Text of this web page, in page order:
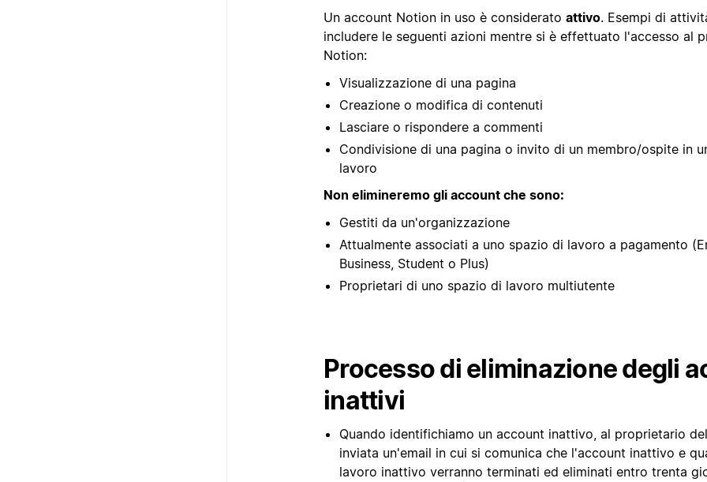
Un account Notion in uso è considerato attivo. Esempi di
includere le seguenti azioni mentre si è effettuato l'accesso al
Notion:
Visualizzazione di una pagina
Creazione o modifica di contenuti
Lasciare o rispondere a commenti
Condivisione di una pagina o invito di un membro/ospite in
lavoro
Non elimineremo gli account che sono:
Gestiti da un'organizzazione
Attualmente associati a uno spazio di lavoro a pagamento
Business, Student o Plus)
Proprietari di uno spazio di lavoro multiutente
Processo di eliminazione degli
inattivi
Quando identifichiamo un account inattivo, al proprietario
inviata un'email in cui si comunica che l'account inattivo e
lavoro inattivo verranno terminati ed eliminati entro trenta